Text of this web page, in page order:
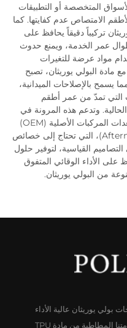
المتخصصة أو التطبيقات
الامتصاص عدم كفايتها. كما
تركيباً دقيقاً يحافظ على
عمر الخدمة، ويمنع حدوث
مواد عرضة للتغيرات
مع مادة البولي يوريثان، تصبح
يسمح بالإصلاحات الميدانية،
التي تمدّ من عمر أطقم
وتدعم هذه المرونة في
التصميم متطلبات الشركات المصنعة لمعدات المركبات الأصلية (OEM)
وكذلك تطبيقات السوق الثانوي (Aftermarket)، التي تحتاج إلى خصائص
القياسية، لتوفير حلول
على الأداء الوقائي المتفوق
من البولي يوريثان.
بولي يوريثان عالية الأداء
للتطبيقات الصناعية. تتميز أحزمتنا المطاطية من مادة TPU